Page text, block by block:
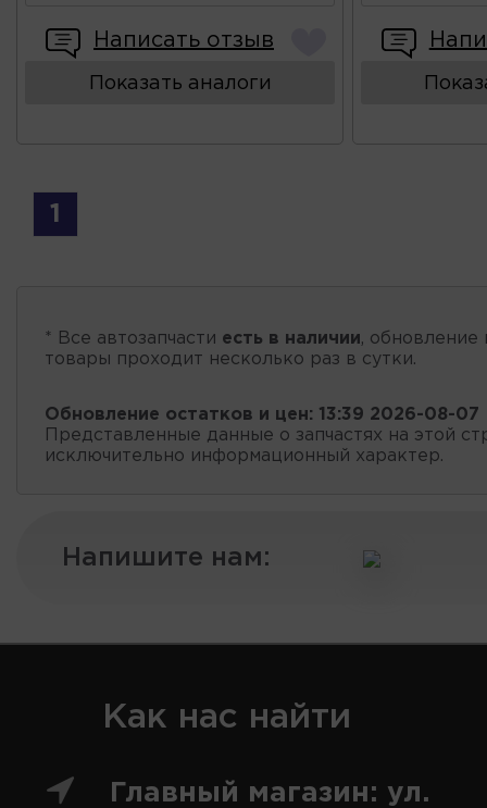
Написать отзыв
Показать аналоги
1
* Все автозапчасти есть в наличии, обновление
товары проходит несколько раз в сутки.
Обновление остатков и цен: 13:39 2026-08-07
Представленные данные о запчастях на этой
исключительно информационный характер.
Напишите нам:
Как нас найти
Главный магазин: ул.